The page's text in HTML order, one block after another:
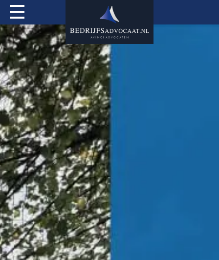
Actueel
Over mij
Expertises
Special Services
Tarieven
Contact